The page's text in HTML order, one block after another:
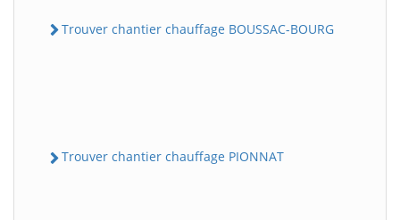
Trouver chantier chauffage BOUSSAC-BOURG
Trouver chantier chauffage PIONNAT